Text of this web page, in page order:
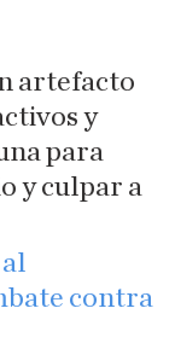
artefacto
y
para
y culpar a
contra